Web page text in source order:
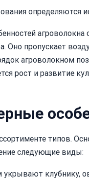
определяются
Оно пропускает
агроволокном
рост и развитие
типов.
следующие виды:
укрывают клубнику,